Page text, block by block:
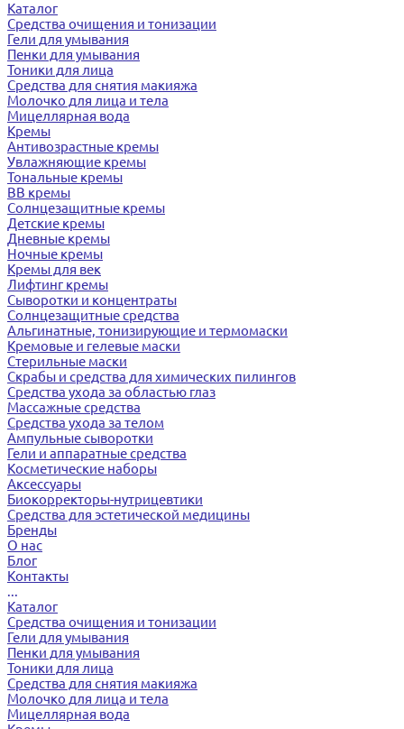
Каталог
Средства очищения и тонизации
Гели для умывания
Пенки для умывания
Тоники для лица
Средства для снятия макияжа
Молочко для лица и тела
Мицеллярная вода
Кремы
Антивозрастные кремы
Увлажняющие кремы
Тональные кремы
BB кремы
Солнцезащитные кремы
Детские кремы
Дневные кремы
Ночные кремы
Кремы для век
Лифтинг кремы
Сыворотки и концентраты
Солнцезащитные средства
Альгинатные, тонизирующие и термомаски
Кремовые и гелевые маски
Стерильные маски
Скрабы и средства для химических пилингов
Средства ухода за областью глаз
Массажные средства
Средства ухода за телом
Ампульные сыворотки
Гели и аппаратные средства
Косметические наборы
Аксессуары
Биокорректоры-нутрицевтики
Средства для эстетической медицины
Бренды
О нас
Блог
Контакты
...
Каталог
Средства очищения и тонизации
Гели для умывания
Пенки для умывания
Тоники для лица
Средства для снятия макияжа
Молочко для лица и тела
Мицеллярная вода